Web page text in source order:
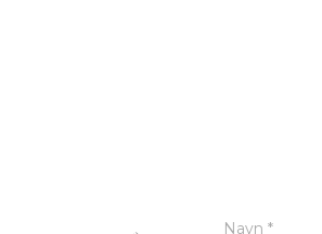
Navn *